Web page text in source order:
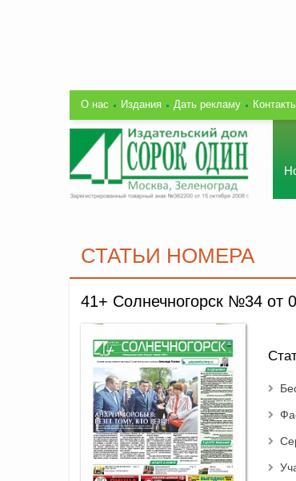
О нас Издания Дать рекламу
СТАТЬИ НОМЕРА
41+ Солнечногорск №34 от